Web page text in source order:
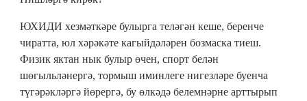
ЮХИДИ хезмәткәре булырга теләгән кеше, беренче
чиратта, юл хәрәкәте кагыйдәләрен бозмаска тиеш.
Физик яктан нык булыр өчен, спорт белән
шөгыльләнергә, тормыш иминлеге нигезләре буенча
түгәрәкләргә йөрергә, бу өлкәдә белемнәрне арттырып